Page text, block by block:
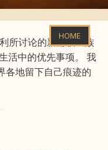
HOME
所讨论的新游牧民族
活中的优先事项。 我
各地留下自己痕迹的